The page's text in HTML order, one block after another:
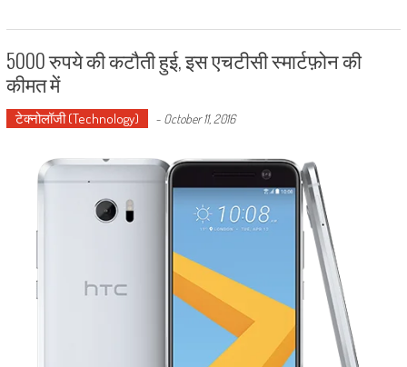
5000 रुपये की कटौती हुई, इस एचटीसी स्मार्टफ़ोन की
कीमत में
टेक्नोलॉजी (Technology) - October 11, 2016